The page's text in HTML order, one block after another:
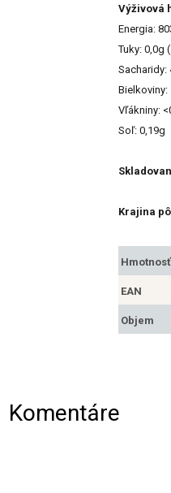
Výživová
Energia:
Tuky: 0,0g
Sacharidy:
Bielkoviny:
Vľákniny:
Soľ: 0,19g
Krajina
Hmotnosť
EAN
Objem
Komentáre